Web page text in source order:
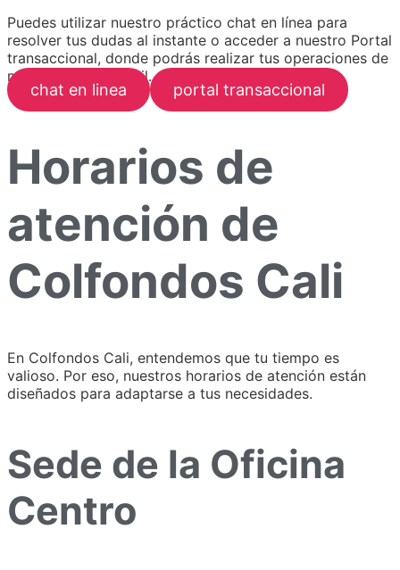
Puedes utilizar nuestro práctico chat en línea para
resolver tus dudas al instante o acceder a nuestro Portal
transaccional, donde podrás realizar tus operaciones de
manera segura y ágil.
chat en linea portal transaccional
Horarios de
atención de
Colfondos Cali
En Colfondos Cali, entendemos que tu tiempo es
valioso. Por eso, nuestros horarios de atención están
diseñados para adaptarse a tus necesidades.
Sede de la Oficina
Centro